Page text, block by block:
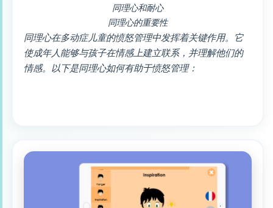
同理心和耐心
同理心的重要性
同理心在多动症儿童的愤怒管理中发挥着关键作用。它
使成年人能够与孩子在情感上建立联系，并理解他们的
情感。以下是同理心如何有助于愤怒管理：